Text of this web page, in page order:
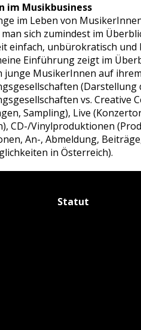
im Musikbusiness
im Leben von
sich zumindest im
einfach, unbürokratisch und
Einführung zeigt im
junge MusikerInnen auf
vs. Creative
Sampling), Live
CD-/Vinylproduktionen
An-, Abmeldung,
in Österreich).
Statut